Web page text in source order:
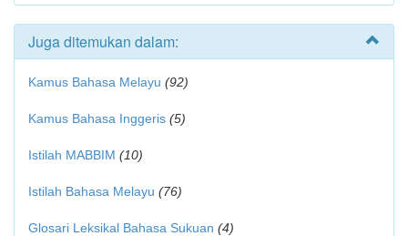
Juga ditemukan dalam:
Kamus Bahasa Melayu (92)
Kamus Bahasa Inggeris (5)
Istilah MABBIM (10)
Istilah Bahasa Melayu (76)
Glosari Leksikal Bahasa Sukuan (4)